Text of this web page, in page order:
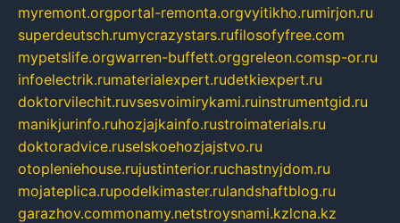
myremont.orgportal-remonta.orgvyitikho.rumirjon.ru
superdeutsch.rumycrazystars.rufilosofyfree.com
mypetslife.orgwarren-buffett.orggreleon.comsp-or.ru
infoelectrik.rumaterialexpert.rudetkiexpert.ru
doktorvilechit.ruvsesvoimirykami.ruinstrumentgid.ru
manikjurinfo.ruhozjajkainfo.rustroimaterials.ru
doktoradvice.ruselskoehozjajstvo.ru
otopleniehouse.rujustinterior.ruchastnyjdom.ru
mojateplica.rupodelkimaster.rulandshaftblog.ru
garazhov.commonamy.netstroysnami.kzlcna.kz